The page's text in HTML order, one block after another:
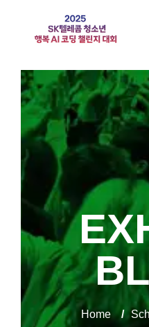
Home /